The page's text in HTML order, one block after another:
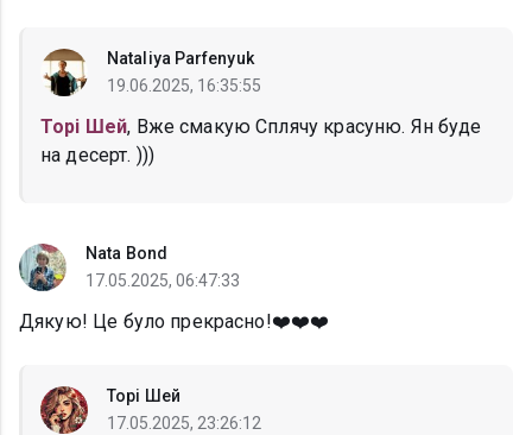
Nataliya Parfenyuk
19.06.2025, 16:35:55
Торі Шей, Вже смакую Сплячу красуню. Ян буде
на десерт. )))
Nata Bond
17.05.2025, 06:47:33
Дякую! Це було прекрасно!❤️❤️❤️
Торі Шей
17.05.2025, 23:26:12